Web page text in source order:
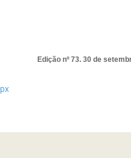
Edição nº 73. 30 de